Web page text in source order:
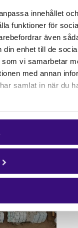
innehållet och
funktioner för
även
din enhet till de
vi samarbetar
med annan
samlat in när du
PÅ